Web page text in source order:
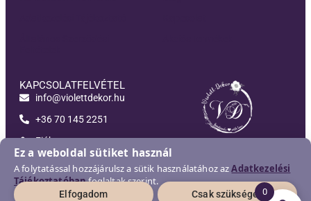
0
KAPCSOLATFELVÉTEL
info@violettdekor.hu
+36 70 145 2251
Fiókom
Violett-Dekor
Ez a weboldal sütiket használ
A folytatással hozzájárulsz a sütik használatához azAdatkezelési
Tájékoztatóbanfoglaltak szerint.
Elfogadom Csak szükséges